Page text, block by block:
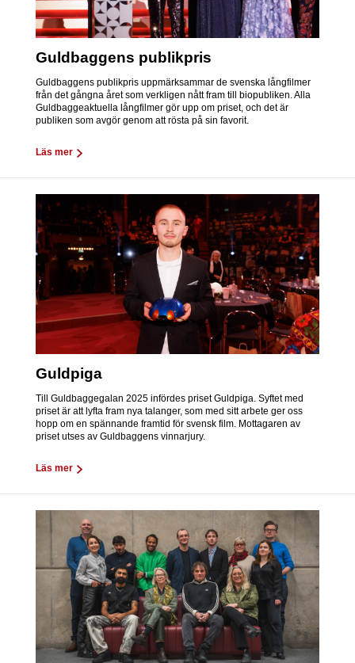
Guldbaggens publikpris
Guldbaggens publikpris uppmärksammar de svenska långfilmer
från det gångna året som verkligen nått fram till biopubliken. Alla
Guldbaggeaktuella långfilmer gör upp om priset, och det är
publiken som avgör genom att rösta på sin favorit.
Läs mer
Guldpiga
Till Guldbaggegalan 2025 infördes priset Guldpiga. Syftet med
priset är att lyfta fram nya talanger, som med sitt arbete ger oss
hopp om en spännande framtid för svensk film. Mottagaren av
priset utses av Guldbaggens vinnarjury.
Läs mer